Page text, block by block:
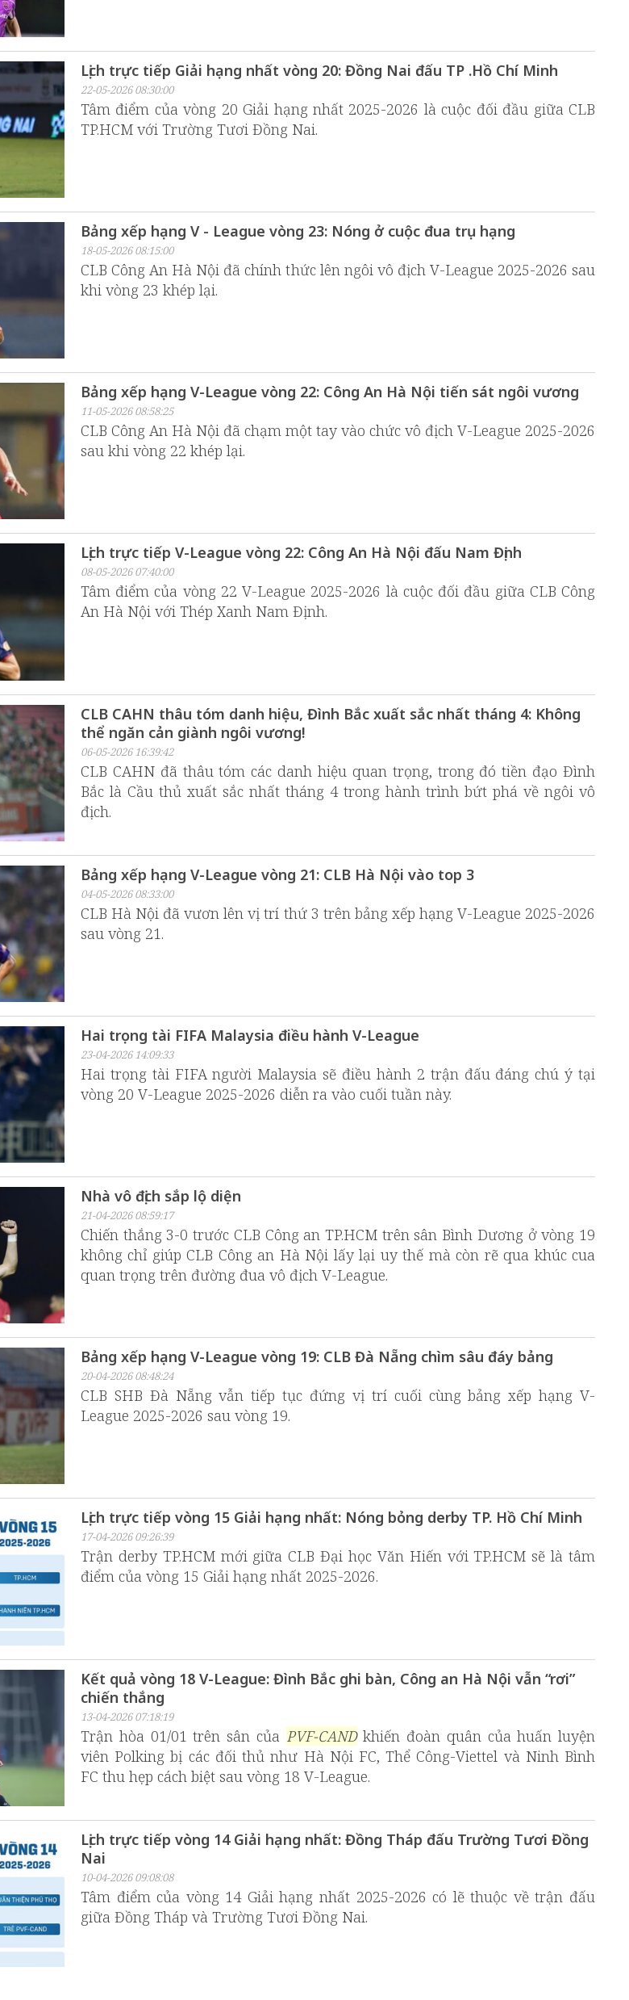
Lịch trực tiếp Giải hạng nhất vòng 20: Đồng Nai đấu TP .Hồ Chí Minh
22-05-2026 08:30:00
Tâm điểm của vòng 20 Giải hạng nhất 2025-2026 là cuộc đối đầu giữa CLB
TP.HCM với Trường Tươi Đồng Nai.
Bảng xếp hạng V - League vòng 23: Nóng ở cuộc đua trụ hạng
18-05-2026 08:15:00
CLB Công An Hà Nội đã chính thức lên ngôi vô địch V-League 2025-2026 sau
khi vòng 23 khép lại.
Bảng xếp hạng V-League vòng 22: Công An Hà Nội tiến sát ngôi vương
11-05-2026 08:58:25
CLB Công An Hà Nội đã chạm một tay vào chức vô địch V-League 2025-2026
sau khi vòng 22 khép lại.
Lịch trực tiếp V-League vòng 22: Công An Hà Nội đấu Nam Định
08-05-2026 07:40:00
Tâm điểm của vòng 22 V-League 2025-2026 là cuộc đối đầu giữa CLB Công
An Hà Nội với Thép Xanh Nam Định.
CLB CAHN thâu tóm danh hiệu, Đình Bắc xuất sắc nhất tháng 4: Không
thể ngăn cản giành ngôi vương!
06-05-2026 16:39:42
CLB CAHN đã thâu tóm các danh hiệu quan trọng, trong đó tiền đạo Đình
Bắc là Cầu thủ xuất sắc nhất tháng 4 trong hành trình bứt phá về ngôi vô
địch.
Bảng xếp hạng V-League vòng 21: CLB Hà Nội vào top 3
04-05-2026 08:33:00
CLB Hà Nội đã vươn lên vị trí thứ 3 trên bảng xếp hạng V-League 2025-2026
sau vòng 21.
Hai trọng tài FIFA Malaysia điều hành V-League
23-04-2026 14:09:33
Hai trọng tài FIFA người Malaysia sẽ điều hành 2 trận đấu đáng chú ý tại
vòng 20 V-League 2025-2026 diễn ra vào cuối tuần này.
Nhà vô địch sắp lộ diện
21-04-2026 08:59:17
Chiến thắng 3-0 trước CLB Công an TP.HCM trên sân Bình Dương ở vòng 19
không chỉ giúp CLB Công an Hà Nội lấy lại uy thế mà còn rẽ qua khúc cua
quan trọng trên đường đua vô địch V-League.
Bảng xếp hạng V-League vòng 19: CLB Đà Nẵng chìm sâu đáy bảng
20-04-2026 08:48:24
CLB SHB Đà Nẵng vẫn tiếp tục đứng vị trí cuối cùng bảng xếp hạng V-
League 2025-2026 sau vòng 19.
Lịch trực tiếp vòng 15 Giải hạng nhất: Nóng bỏng derby TP. Hồ Chí Minh
17-04-2026 09:26:39
Trận derby TP.HCM mới giữa CLB Đại học Văn Hiến với TP.HCM sẽ là tâm
điểm của vòng 15 Giải hạng nhất 2025-2026.
Kết quả vòng 18 V-League: Đình Bắc ghi bàn, Công an Hà Nội vẫn “rơi”
chiến thắng
13-04-2026 07:18:19
Trận hòa 01/01 trên sân của PVF-CANDkhiến đoàn quân của huấn luyện
viên Polking bị các đối thủ như Hà Nội FC, Thể Công-Viettel và Ninh Bình
FC thu hẹp cách biệt sau vòng 18 V-League.
Lịch trực tiếp vòng 14 Giải hạng nhất: Đồng Tháp đấu Trường Tươi Đồng
Nai
10-04-2026 09:08:08
Tâm điểm của vòng 14 Giải hạng nhất 2025-2026 có lẽ thuộc về trận đấu
giữa Đồng Tháp và Trường Tươi Đồng Nai.